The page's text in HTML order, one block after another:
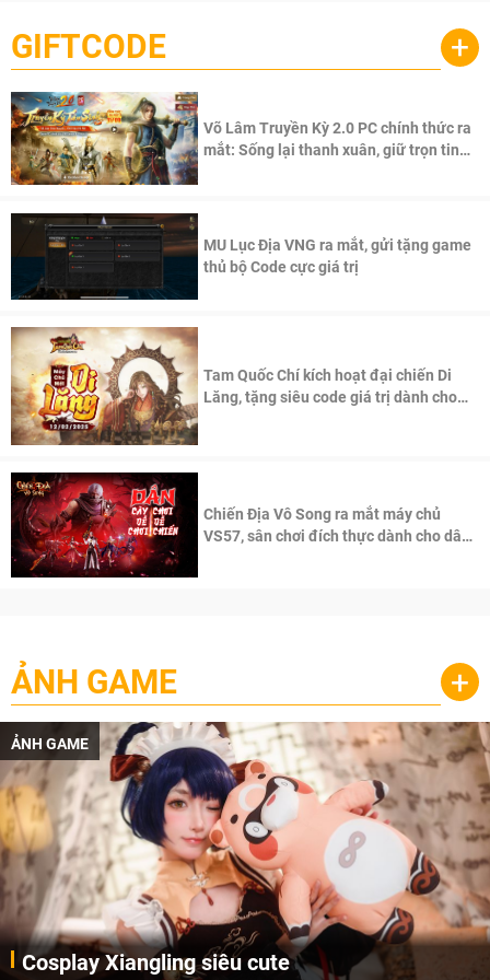
GIFTCODE +
Võ Lâm Truyền Kỳ 2.0 PC chính thức ra
mắt: Sống lại thanh xuân, giữ trọn tinh
MU Lục Địa VNG ra mắt, gửi tặng game
thủ bộ Code cực giá trị
Tam Quốc Chí kích hoạt đại chiến Di
Lăng, tặng siêu code giá trị dành cho
Chiến Địa Vô Song ra mắt máy chủ
VS57, sân chơi đích thực dành cho dân
ẢNH GAME +
ẢNH GAME
Lala Croft vừa nóng vừa xinh dưới nét vẽ của
AI